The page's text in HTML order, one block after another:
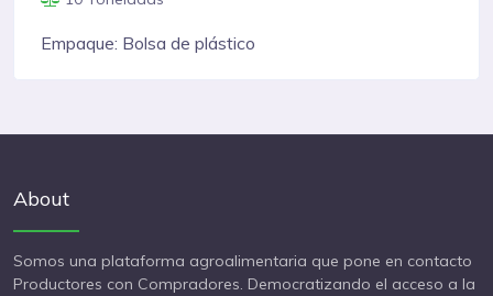
Empaque: Saco
About
Somos una plataforma agroalimentaria que pone en contacto
Productores con Compradores. Democratizando el acceso a la